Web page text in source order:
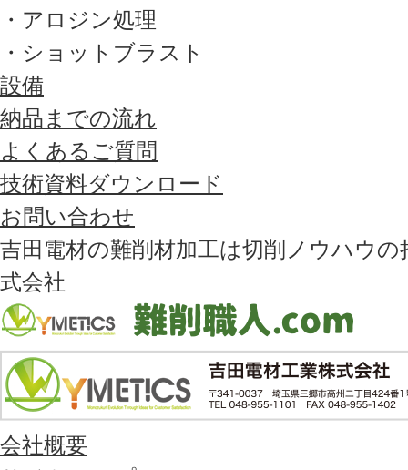
・アロジン処理
・ショットブラスト
設備
納品までの流れ
よくあるご質問
技術資料ダウンロード
お問い合わせ
吉田電材の難削材加工は切削ノウハウ
式会社
会社概要